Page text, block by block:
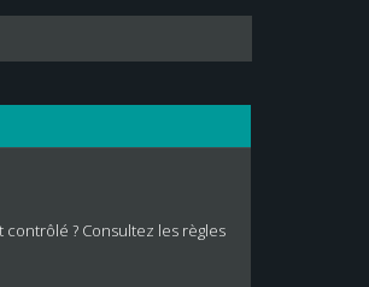
contrôlé ? Consultez les règles